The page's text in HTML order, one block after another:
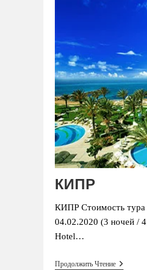
КИПР
КИПР Стоимость тура
04.02.2020 (3 ночей /
Hotel…
Продолжить ЧтениеКИПР